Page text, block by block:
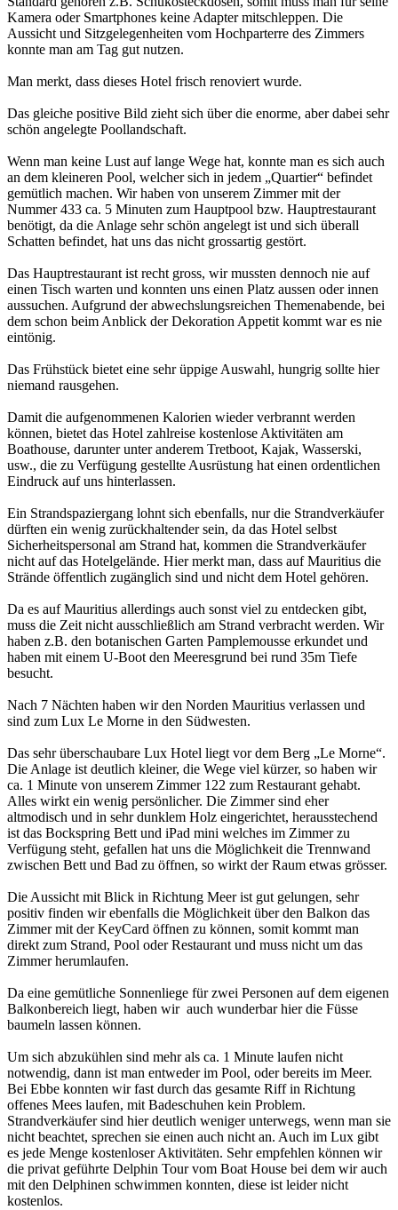
Kamera oder Smartphones keine Adapter mitschleppen. Die
Aussicht und Sitzgelegenheiten vom Hochparterre des Zimmers
konnte man am Tag gut nutzen.
Man merkt, dass dieses Hotel frisch renoviert wurde.
Das gleiche positive Bild zieht sich über die enorme, aber dabei sehr
schön angelegte Poollandschaft.
Wenn man keine Lust auf lange Wege hat, konnte man es sich auch
an dem kleineren Pool, welcher sich in jedem „Quartier“ befindet
gemütlich machen. Wir haben von unserem Zimmer mit der
Nummer 433 ca. 5 Minuten zum Hauptpool bzw. Hauptrestaurant
benötigt, da die Anlage sehr schön angelegt ist und sich überall
Schatten befindet, hat uns das nicht grossartig gestört.
Das Hauptrestaurant ist recht gross, wir mussten dennoch nie auf
einen Tisch warten und konnten uns einen Platz aussen oder innen
aussuchen. Aufgrund der abwechslungsreichen Themenabende, bei
dem schon beim Anblick der Dekoration Appetit kommt war es nie
eintönig.
Das Frühstück bietet eine sehr üppige Auswahl, hungrig sollte hier
niemand rausgehen.
Damit die aufgenommenen Kalorien wieder verbrannt werden
können, bietet das Hotel zahlreise kostenlose Aktivitäten am
Boathouse, darunter unter anderem Tretboot, Kajak, Wasserski,
usw., die zu Verfügung gestellte Ausrüstung hat einen ordentlichen
Eindruck auf uns hinterlassen.
Ein Strandspaziergang lohnt sich ebenfalls, nur die Strandverkäufer
dürften ein wenig zurückhaltender sein, da das Hotel selbst
Sicherheitspersonal am Strand hat, kommen die Strandverkäufer
nicht auf das Hotelgelände. Hier merkt man, dass auf Mauritius die
Strände öffentlich zugänglich sind und nicht dem Hotel gehören.
Da es auf Mauritius allerdings auch sonst viel zu entdecken gibt,
muss die Zeit nicht ausschließlich am Strand verbracht werden. Wir
haben z.B. den botanischen Garten Pamplemousse erkundet und
haben mit einem U-Boot den Meeresgrund bei rund 35m Tiefe
besucht.
Nach 7 Nächten haben wir den Norden Mauritius verlassen und
sind zum Lux Le Morne in den Südwesten.
Das sehr überschaubare Lux Hotel liegt vor dem Berg „Le Morne“.
Die Anlage ist deutlich kleiner, die Wege viel kürzer, so haben wir
ca. 1 Minute von unserem Zimmer 122 zum Restaurant gehabt.
Alles wirkt ein wenig persönlicher. Die Zimmer sind eher
altmodisch und in sehr dunklem Holz eingerichtet, herausstechend
ist das Bockspring Bett und iPad mini welches im Zimmer zu
Verfügung steht, gefallen hat uns die Möglichkeit die Trennwand
zwischen Bett und Bad zu öffnen, so wirkt der Raum etwas grösser.
Die Aussicht mit Blick in Richtung Meer ist gut gelungen, sehr
positiv finden wir ebenfalls die Möglichkeit über den Balkon das
Zimmer mit der KeyCard öffnen zu können, somit kommt man
direkt zum Strand, Pool oder Restaurant und muss nicht um das
Zimmer herumlaufen.
Da eine gemütliche Sonnenliege für zwei Personen auf dem eigenen
Balkonbereich liegt, haben wir auch wunderbar hier die Füsse
baumeln lassen können.
Um sich abzukühlen sind mehr als ca. 1 Minute laufen nicht
notwendig, dann ist man entweder im Pool, oder bereits im Meer.
Bei Ebbe konnten wir fast durch das gesamte Riff in Richtung
offenes Mees laufen, mit Badeschuhen kein Problem.
Strandverkäufer sind hier deutlich weniger unterwegs, wenn man sie
nicht beachtet, sprechen sie einen auch nicht an. Auch im Lux gibt
es jede Menge kostenloser Aktivitäten. Sehr empfehlen können wir
die privat geführte Delphin Tour vom Boat House bei dem wir auch
mit den Delphinen schwimmen konnten, diese ist leider nicht
kostenlos.